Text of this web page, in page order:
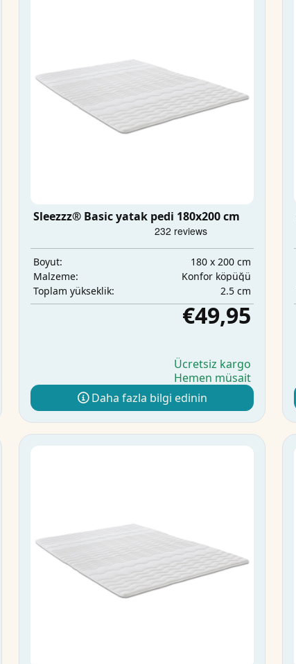
Sleezzz® Basic yatak pedi 180x200 cm
Boyut:
180 x 200 cm
Malzeme:
Konfor köpüğü
Toplam yükseklik:
2.5 cm
€49,95
Ücretsiz kargo
Hemen müsait
Daha fazla bilgi edinin